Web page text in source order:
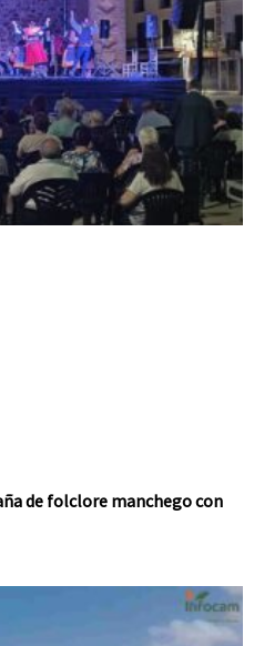
de folclore manchego con